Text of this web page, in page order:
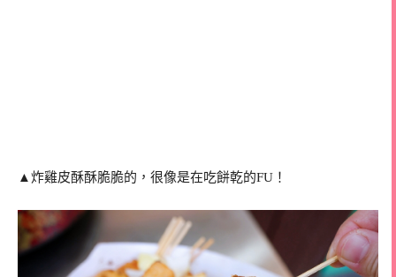
▲炸雞皮酥酥脆脆的，很像是在吃餅乾的FU！